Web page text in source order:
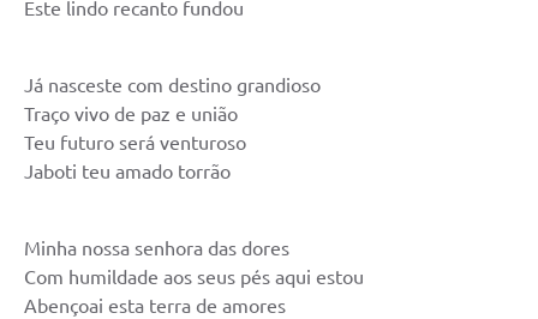
Este lindo recanto fundou
Já nasceste com destino grandioso
Traço vivo de paz e união
Teu futuro será venturoso
Jaboti teu amado torrão
Minha nossa senhora das dores
Com humildade aos seus pés aqui estou
Abençoai esta terra de amores